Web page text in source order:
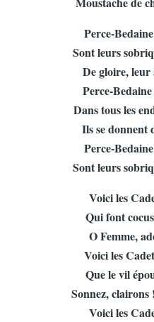
Perce-
Sont leurs
De gloire, leur
Perce-
Dans tous les
Ils se donnent
Perce-
Sont leurs
Voici les
Qui font
O Femme,
Voici les
Que le vil
Sonnez, clairons
Voici les